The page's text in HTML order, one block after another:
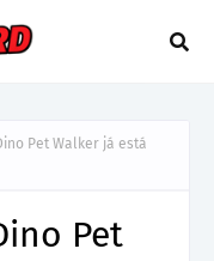
Pet Walker já está
Pet